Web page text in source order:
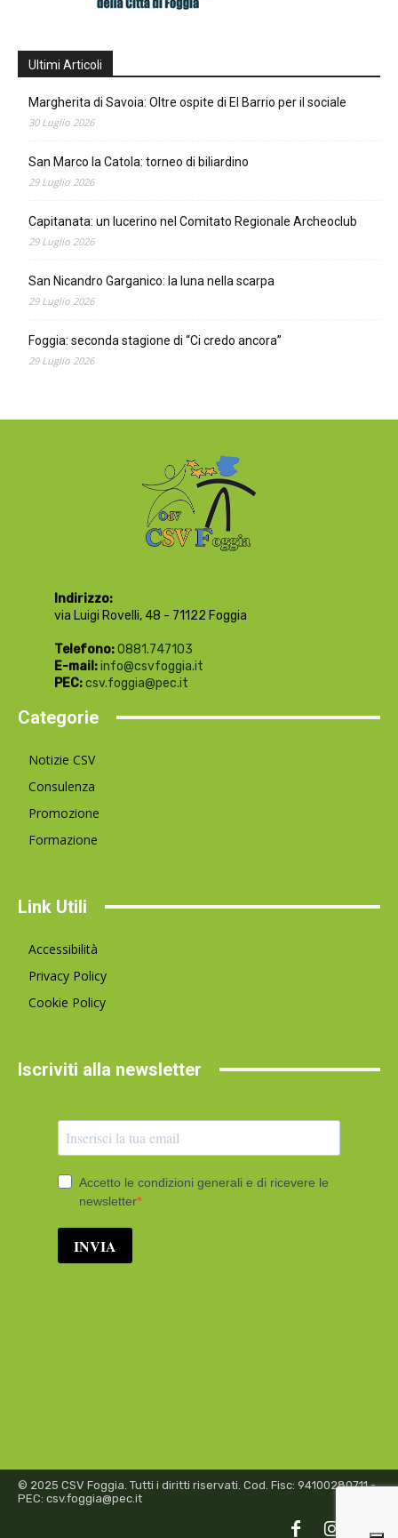
Ultimi Articoli
Margherita di Savoia: Oltre ospite di El Barrio per il sociale
30 Luglio 2026
San Marco la Catola: torneo di biliardino
29 Luglio 2026
Capitanata: un lucerino nel Comitato Regionale Archeoclub
29 Luglio 2026
San Nicandro Garganico: la luna nella scarpa
29 Luglio 2026
Foggia: seconda stagione di “Ci credo ancora”
29 Luglio 2026
Indirizzo:
via Luigi Rovelli, 48 - 71122 Foggia
Telefono:0881.747103
E-mail:info@csvfoggia.it
PEC:csv.foggia@pec.it
Categorie
Notizie CSV
Consulenza
Promozione
Formazione
Link Utili
Accessibilità
Privacy Policy
Cookie Policy
Iscriviti alla newsletter
© 2025 CSV Foggia. Tutti i diritti riservati. Cod. Fisc: 94100280711 -
PEC: csv.foggia@pec.it